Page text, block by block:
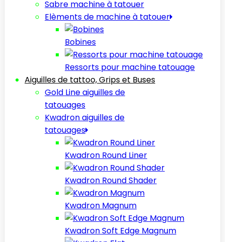
Sabre machine à tatouer
Elèments de machine à tatouer
Bobines
Ressorts pour machine tatouage
Aiguilles de tattoo, Grips et Buses
Gold Line aiguilles de
tatouages
Kwadron aiguilles de
tatouages
Kwadron Round Liner
Kwadron Round Shader
Kwadron Magnum
Kwadron Soft Edge Magnum